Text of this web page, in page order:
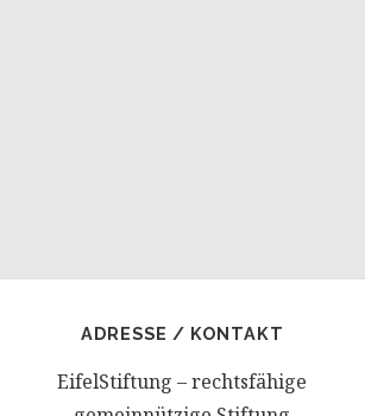
ADRESSE / KONTAKT
EifelStiftung – rechtsfähige